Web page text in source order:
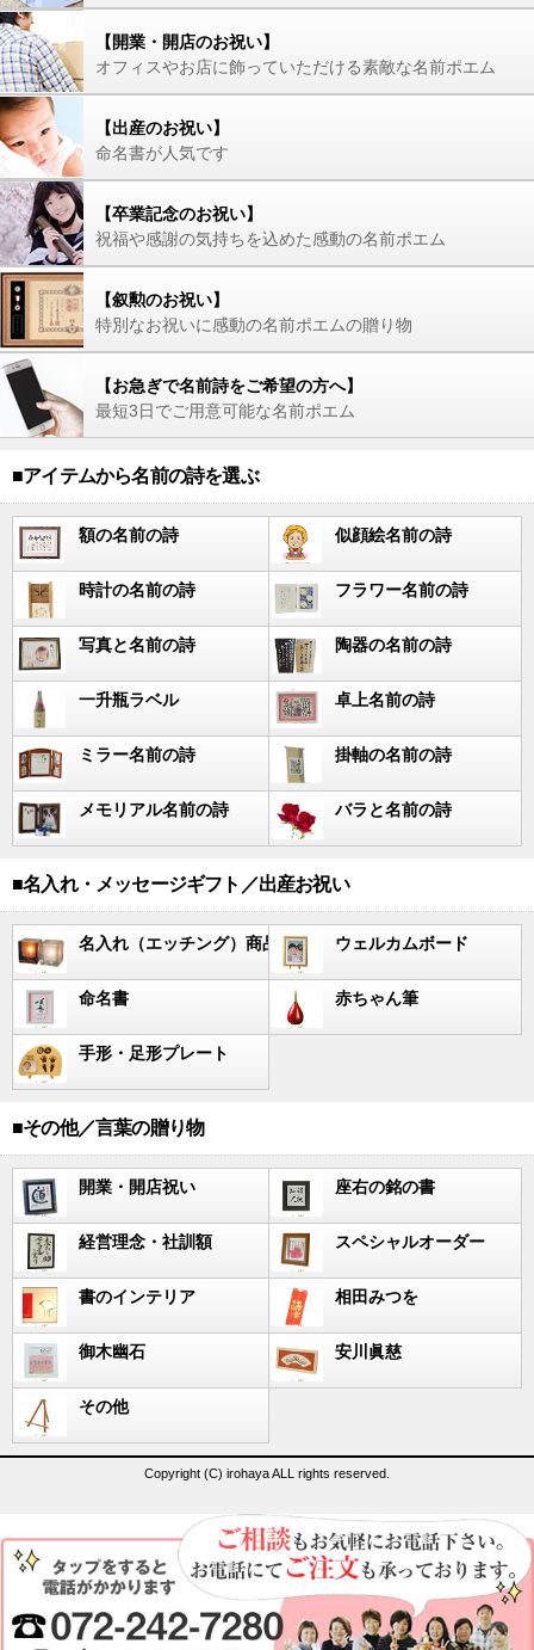
【開業・開店のお祝い】
オフィスやお店に飾っていただける素敵な名前ポエム
【出産のお祝い】
命名書が人気です
【卒業記念のお祝い】
祝福や感謝の気持ちを込めた感動の名前ポエム
【叙勲のお祝い】
特別なお祝いに感動の名前ポエムの贈り物
【お急ぎで名前詩をご希望の方へ】
最短3日でご用意可能な名前ポエム
■アイテムから名前の詩を選ぶ
額の名前の詩 似顔絵名前の詩
時計の名前の詩 フラワー名前の詩
写真と名前の詩 陶器の名前の詩
一升瓶ラベル 卓上名前の詩
ミラー名前の詩 掛軸の名前の詩
メモリアル名前の詩 バラと名前の詩
■名入れ・メッセージギフト／出産お祝い
名入れ（エッチング）商品 ウェルカムボード
命名書 赤ちゃん筆
手形・足形プレート
■その他／言葉の贈り物
開業・開店祝い 座右の銘の書
経営理念・社訓額 スペシャルオーダー
書のインテリア 相田みつを
御木幽石 安川眞慈
その他
Copyright (C) irohaya ALL rights reserved.